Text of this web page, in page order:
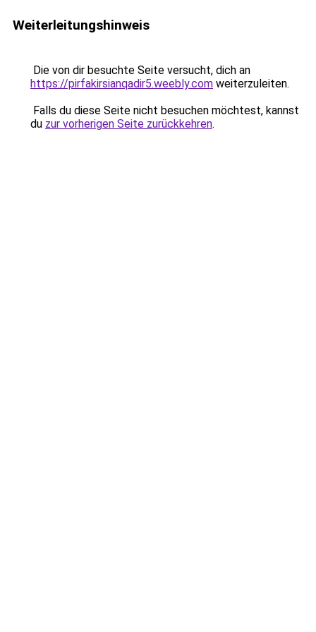
Weiterleitungshinweis
Die von dir besuchte Seite versucht, dich an
https://pirfakirsianqadir5.weebly.com weiterzuleiten.
Falls du diese Seite nicht besuchen möchtest, kannst
du zur vorherigen Seite zurückkehren.